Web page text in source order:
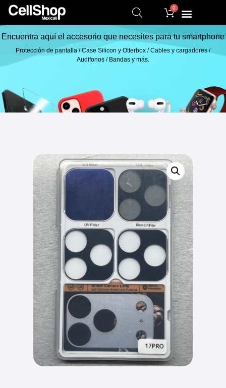
0
Encuentra aquí el accesorio que necesites para tu smartphone
Protección de pantalla / Case Silicon y Otterbox / Cables y cargadores /
Audifonos / Bandas y más.